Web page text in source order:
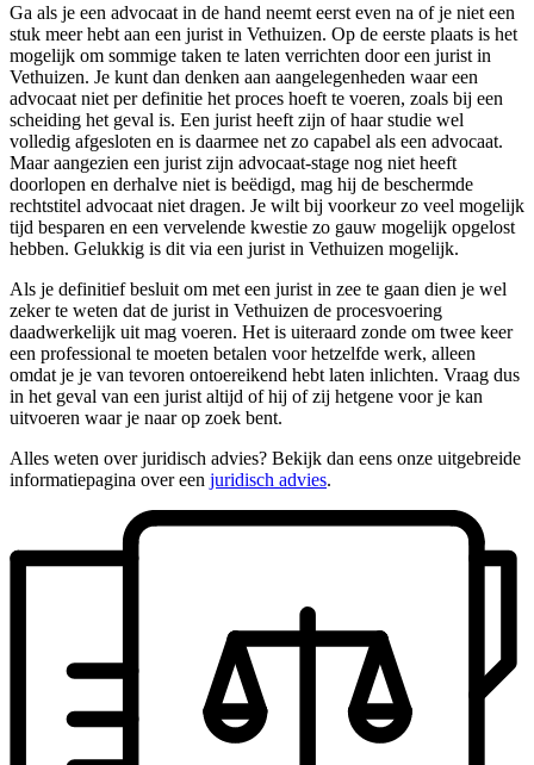
Ga als je een advocaat in de hand neemt eerst even na of je niet een
stuk meer hebt aan een jurist in Vethuizen. Op de eerste plaats is het
mogelijk om sommige taken te laten verrichten door een jurist in
Vethuizen. Je kunt dan denken aan aangelegenheden waar een
advocaat niet per definitie het proces hoeft te voeren, zoals bij een
scheiding het geval is. Een jurist heeft zijn of haar studie wel
volledig afgesloten en is daarmee net zo capabel als een advocaat.
Maar aangezien een jurist zijn advocaat-stage nog niet heeft
doorlopen en derhalve niet is beëdigd, mag hij de beschermde
rechtstitel advocaat niet dragen. Je wilt bij voorkeur zo veel mogelijk
tijd besparen en een vervelende kwestie zo gauw mogelijk opgelost
hebben. Gelukkig is dit via een jurist in Vethuizen mogelijk.
Als je definitief besluit om met een jurist in zee te gaan dien je wel
zeker te weten dat de jurist in Vethuizen de procesvoering
daadwerkelijk uit mag voeren. Het is uiteraard zonde om twee keer
een professional te moeten betalen voor hetzelfde werk, alleen
omdat je je van tevoren ontoereikend hebt laten inlichten. Vraag dus
in het geval van een jurist altijd of hij of zij hetgene voor je kan
uitvoeren waar je naar op zoek bent.
Alles weten over juridisch advies? Bekijk dan eens onze uitgebreide
informatiepagina over een juridisch advies.